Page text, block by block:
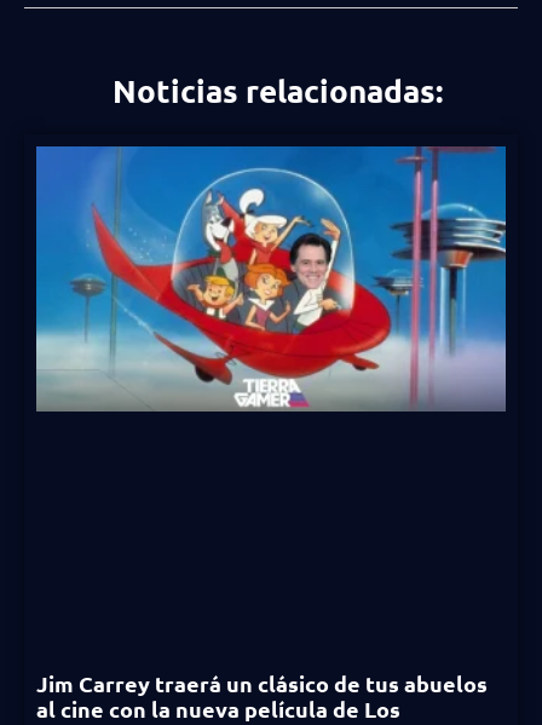
Noticias relacionadas:
Jim Carrey traerá un clásico de tus abuelos
al cine con la nueva película de Los